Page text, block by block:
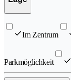
Im Zentrum
Parkmöglichkeit